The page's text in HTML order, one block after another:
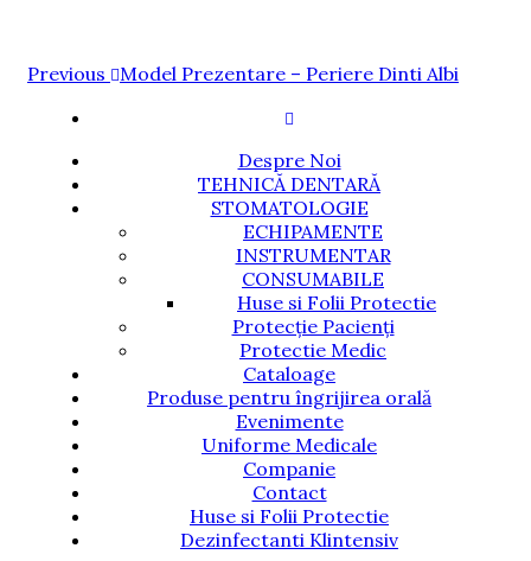
Navigare
articole
Previous
Previous Model Prezentare – Periere Dinti Albi
Despre Noi
TEHNICĂ DENTARĂ
STOMATOLOGIE
ECHIPAMENTE
INSTRUMENTAR
CONSUMABILE
Huse si Folii Protectie
Protecție Pacienți
Protectie Medic
Cataloage
Produse pentru îngrijirea orală
Evenimente
Uniforme Medicale
Companie
Contact
Huse si Folii Protectie
Dezinfectanti Klintensiv